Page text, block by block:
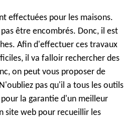
effectuées pour les maisons.
être encombrés. Donc, il est
Afin d'effectuer ces travaux
il va falloir rechercher des
on peut vous proposer de
pas qu'il a tous les outils
la garantie d'un meilleur
site web pour recueillir les